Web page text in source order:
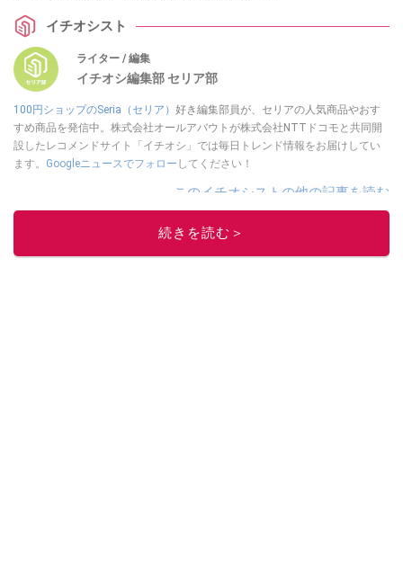
イチオシスト
ライター / 編集
イチオシ編集部 セリア部
100円ショップのSeria（セリア） 好き編集部員が、セリアの人気商品やおす
すめ商品を発信中。株式会社オールアバウトが株式会社NTTドコモと共同開
設したレコメンドサイト「イチオシ」では毎日トレンド情報をお届けしてい
ます。 Googleニュースでフォロー してください！
このイチオシストの他の記事を読む
続きを読む＞